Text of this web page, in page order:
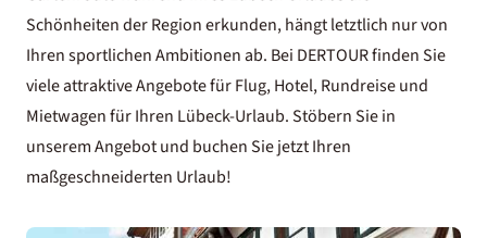
Schönheiten der Region erkunden, hängt letztlich nur von
Ihren sportlichen Ambitionen ab. Bei DERTOUR finden Sie
viele attraktive Angebote für Flug, Hotel, Rundreise und
Mietwagen für Ihren Lübeck-Urlaub. Stöbern Sie in
unserem Angebot und buchen Sie jetzt Ihren
maßgeschneiderten Urlaub!